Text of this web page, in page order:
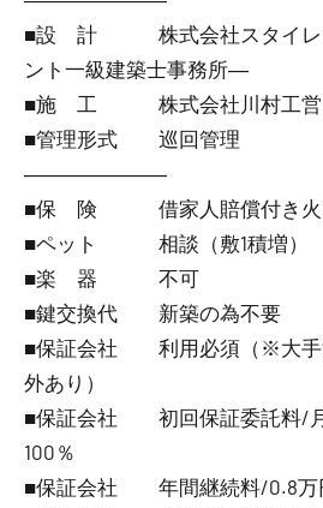
■設 計 株式会社スタイレッ
ント一級建築士事務所―
■施 工 株式会社川村工営
■管理形式 巡回管理
―――――――
■保 険 借家人賠償付き火
■ペット 相談（敷1積増）
■楽 器 不可
■鍵交換代 新築の為不要
■保証会社 利用必須（※大手
外あり）
■保証会社 初回保証委託料/月
100％
■保証会社 年間継続料/0.8万